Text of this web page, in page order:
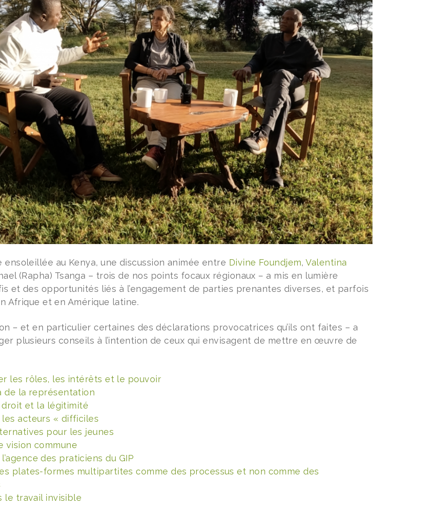
ensoleillée au Kenya, une discussion animée entre Divine Foundjem,Valentina
(Rapha) Tsanga – trois de nos points focaux régionaux – a mis en lumière
et des opportunités liés à l’engagement de parties prenantes diverses, et parfois
Afrique et en Amérique latine.
– et en particulier certaines des déclarations provocatrices qu’ils ont faites – a
plusieurs conseils à l’intention de ceux qui envisagent de mettre en œuvre de
les rôles, les intérêts et le pouvoir
de la représentation
et la légitimité
les acteurs « difficiles
pour les jeunes
vision commune
des praticiens du GIP
plates-formes multipartites comme des processus et non comme des
le travail invisible